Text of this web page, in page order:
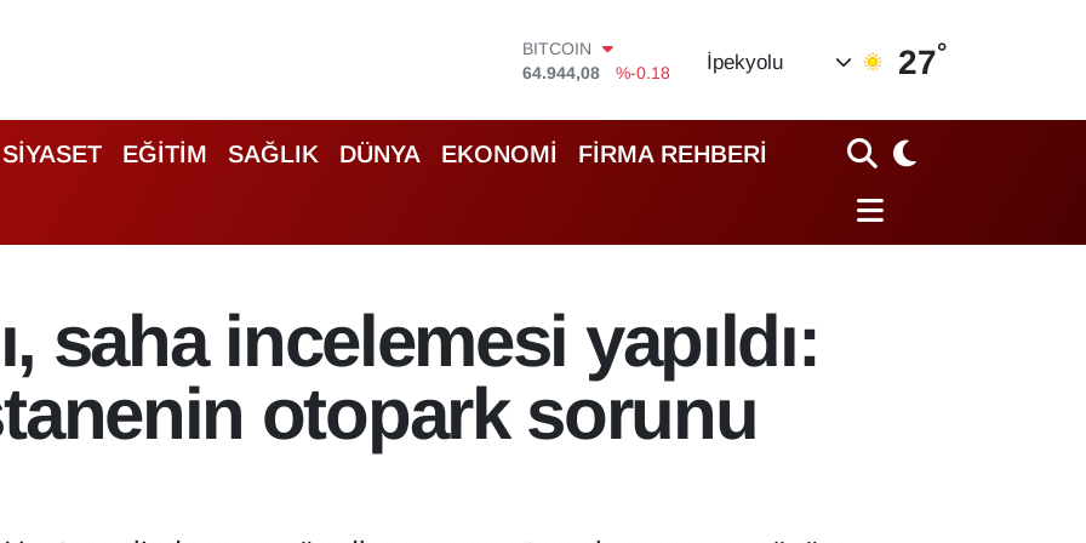
DOLAR
47,7436
%0.18
55,2510
%0.32
STERLİN
64,4811
%0.38
BİST100
64.944,08
İpekyolu 27°
SİYASET EĞİTİM SAĞLIK DÜNYA EKONOMİ FİRMA REHBERİ
saha incelemesi yapıldı:
otopark sorunu